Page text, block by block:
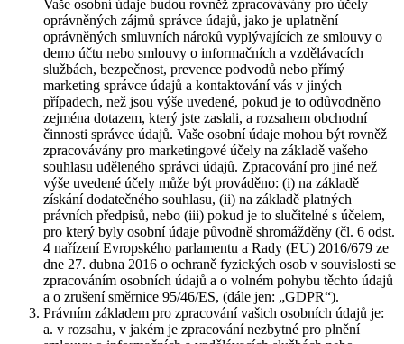
Vaše osobní údaje budou rovněž zpracovávány pro účely
oprávněných zájmů správce údajů, jako je uplatnění
oprávněných smluvních nároků vyplývajících ze smlouvy o
demo účtu nebo smlouvy o informačních a vzdělávacích
službách, bezpečnost, prevence podvodů nebo přímý
marketing správce údajů a kontaktování vás v jiných
případech, než jsou výše uvedené, pokud je to odůvodněno
zejména dotazem, který jste zaslali, a rozsahem obchodní
činnosti správce údajů. Vaše osobní údaje mohou být rovněž
zpracovávány pro marketingové účely na základě vašeho
souhlasu uděleného správci údajů. Zpracování pro jiné než
výše uvedené účely může být prováděno: (i) na základě
získání dodatečného souhlasu, (ii) na základě platných
právních předpisů, nebo (iii) pokud je to slučitelné s účelem,
pro který byly osobní údaje původně shromážděny (čl. 6 odst.
4 nařízení Evropského parlamentu a Rady (EU) 2016/679 ze
dne 27. dubna 2016 o ochraně fyzických osob v souvislosti se
zpracováním osobních údajů a o volném pohybu těchto údajů
a o zrušení směrnice 95/46/ES, (dále jen: „GDPR“).
Právním základem pro zpracování vašich osobních údajů je:
a. v rozsahu, v jakém je zpracování nezbytné pro plnění